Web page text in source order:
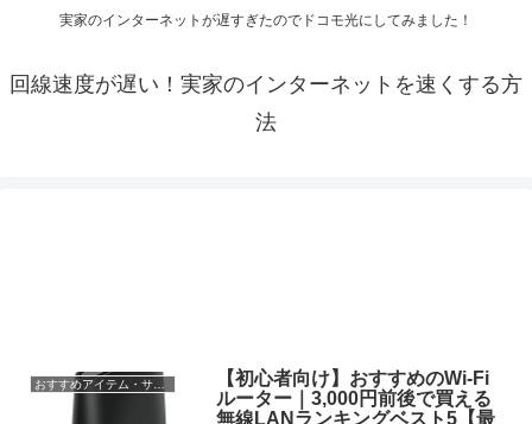
実家のインターネットが遅すぎたのでドコモ光にしてみました！
回線速度が遅い！実家のインターネットを速くする方
法
おすすめアイテム・サービス
【初心者向け】おすすめのWi-Fi
ルーター｜3,000円前後で買える
無線LANランキングベスト5【最